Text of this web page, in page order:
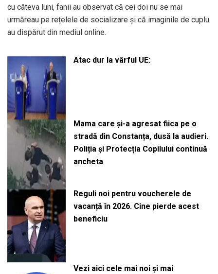
cu câteva luni, fanii au observat că cei doi nu se mai
urmăreau pe rețelele de socializare și că imaginile de cuplu
au dispărut din mediul online.
Atac dur la vârful UE:
Mama care și-a agresat fiica pe o
stradă din Constanța, dusă la audieri.
Poliția și Protecția Copilului continuă
ancheta
Reguli noi pentru voucherele de
vacanță în 2026. Cine pierde acest
beneficiu
Vezi aici cele mai noi și mai